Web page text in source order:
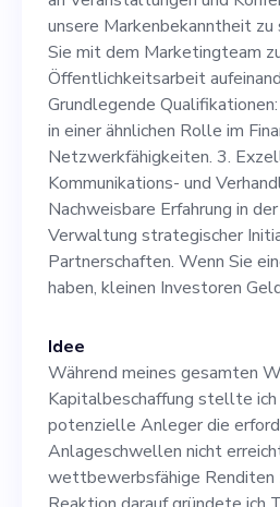
Reichweite zu
unseren
vergrößern. 2.
auf den
basiert. 3.
aktive Rolle
Veranstaltungen
Konferenzen
unsere
zu steigern. 4.
unsere Markenbekanntheit
Sie mit dem Marketingteam
Öffentlichkeitsarbeit
Grundlegende
in einer ähnlichen Rolle im
Netzwerkfähigkeiten. 3.
Kommunikations- und
Nachweisbare Erfahrung in
Verwaltung strategischer
Partnerschaften. Wenn Sie
haben, kleinen Investoren
Idee
Während meines gesamten
Kapitalbeschaffung stellte
potenzielle Anleger die
Anlageschwellen nicht
wettbewerbsfähige Renditen